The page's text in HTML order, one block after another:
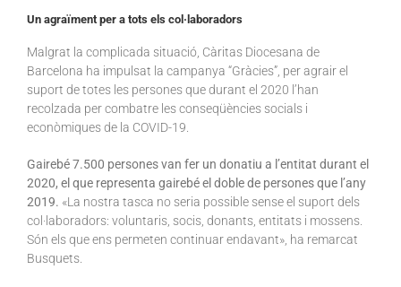
Un agraïment per a tots els col·laboradors
Malgrat la complicada situació, Càritas Diocesana de
Barcelona ha impulsat la campanya “Gràcies”, per agrair el
suport de totes les persones que durant el 2020 l’han
recolzada per combatre les conseqüències socials i
econòmiques de la COVID-19.
Gairebé 7.500 persones van fer un donatiu a l’entitat durant el
2020, el que representa gairebé el doble de persones que l’any
2019. «La nostra tasca no seria possible sense el suport dels
col·laboradors: voluntaris, socis, donants, entitats i mossens.
Són els que ens permeten continuar endavant», ha remarcat
Busquets.